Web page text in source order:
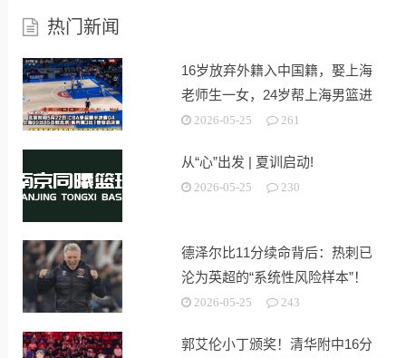
热门新闻
16岁放弃外籍入中国籍，娶上海
老师生一女，24岁帮上海男篮进
决赛
2026-05-25 261
从“心”出发 | 夏训启动!
2026-05-25 230
德泽尔比11分续命背后：热刺已
沦为英超的“系统性风险样本”！
2026-05-25 243
郭艾伦小丁颁奖！清华附中16分